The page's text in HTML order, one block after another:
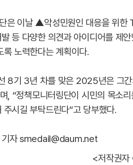
은 이날 ▲악성민원인 대응을 위
등 다양한 의견과 아이디어를 제
노력한다는 계획이다.
8기 3년 차를 맞은 2025년은 그간
, “정책모니터링단이 시민의 목소
시길 부탁드린다”고 당부했다.
기자 smedail@daum.net
<저작권